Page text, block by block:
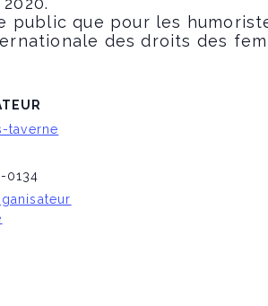
public que pour les
des droits des
taverne
0134